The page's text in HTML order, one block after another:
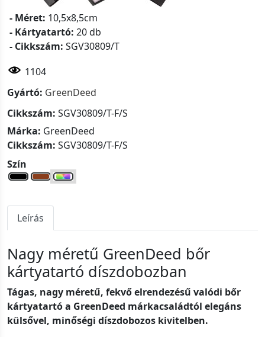
- Méret: 10,5x8,5cm
- Kártyatartó: 20 db
- Cikkszám: SGV30809/T
1104
Gyártó: GreenDeed
Cikkszám: SGV30809/T-F/S
Márka: GreenDeed
Cikkszám: SGV30809/T-F/S
Szín
Leírás
Nagy méretű GreenDeed bőr
kártyatartó díszdobozban
Tágas, nagy méretű, fekvő elrendezésű valódi bőr
kártyatartó a GreenDeed márkacsaládtól elegáns
külsővel, minőségi díszdobozos kivitelben.